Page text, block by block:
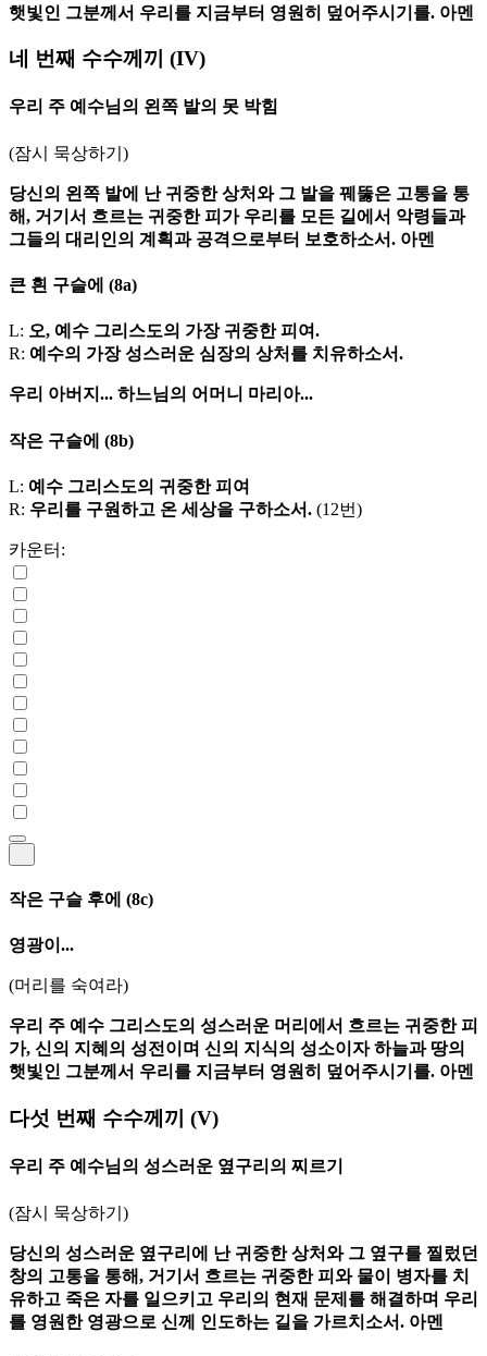
햇빛인 그분께서 우리를 지금부터 영원히 덮어주시기를. 아멘
네 번째 수수께끼 (IV)
우리 주 예수님의 왼쪽 발의 못 박힘
(잠시 묵상하기)
당신의 왼쪽 발에 난 귀중한 상처와 그 발을 꿰뚫은 고통을 통
해, 거기서 흐르는 귀중한 피가 우리를 모든 길에서 악령들과
그들의 대리인의 계획과 공격으로부터 보호하소서. 아멘
큰 흰 구슬에 (8a)
L: 오, 예수 그리스도의 가장 귀중한 피여.
R: 예수의 가장 성스러운 심장의 상처를 치유하소서.
우리 아버지... 하느님의 어머니 마리아...
작은 구슬에 (8b)
L: 예수 그리스도의 귀중한 피여
R: 우리를 구원하고 온 세상을 구하소서. (12번)
카운터:
작은 구슬 후에 (8c)
영광이...
(머리를 숙여라)
우리 주 예수 그리스도의 성스러운 머리에서 흐르는 귀중한 피
가, 신의 지혜의 성전이며 신의 지식의 성소이자 하늘과 땅의
햇빛인 그분께서 우리를 지금부터 영원히 덮어주시기를. 아멘
다섯 번째 수수께끼 (V)
우리 주 예수님의 성스러운 옆구리의 찌르기
(잠시 묵상하기)
당신의 성스러운 옆구리에 난 귀중한 상처와 그 옆구를 찔렀던
창의 고통을 통해, 거기서 흐르는 귀중한 피와 물이 병자를 치
유하고 죽은 자를 일으키고 우리의 현재 문제를 해결하며 우리
를 영원한 영광으로 신께 인도하는 길을 가르치소서. 아멘